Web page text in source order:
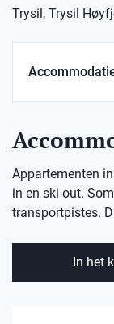
Trysil, Trysil
Appartementen
in en ski-out.
transportpistes.
In het